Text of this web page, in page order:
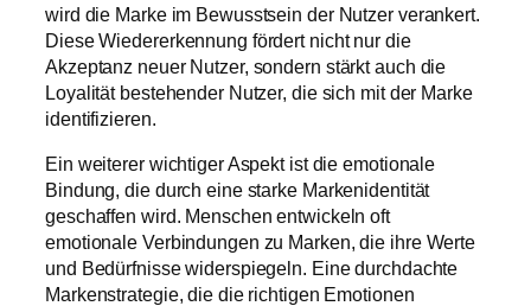
wird die Marke im Bewusstsein der Nutzer verankert.
Diese Wiedererkennung fördert nicht nur die
Akzeptanz neuer Nutzer, sondern stärkt auch die
Loyalität bestehender Nutzer, die sich mit der Marke
identifizieren.
Ein weiterer wichtiger Aspekt ist die emotionale
Bindung, die durch eine starke Markenidentität
geschaffen wird. Menschen entwickeln oft
emotionale Verbindungen zu Marken, die ihre Werte
und Bedürfnisse widerspiegeln. Eine durchdachte
Markenstrategie, die die richtigen Emotionen